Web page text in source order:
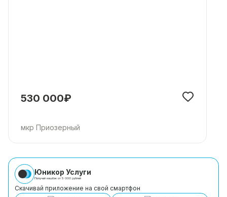
530 000₽
мкр Приозерный
Юникор Услуги
Получай кешбэк от 5 000 рублей
Скачивай приложение на свой смартфон